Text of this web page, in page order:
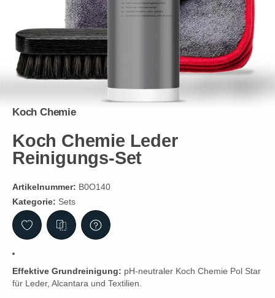
Koch Chemie
Koch Chemie Leder
Reinigungs-Set
Artikelnummer: B0O140
Kategorie: Sets
Effektive Grundreinigung: pH-neutraler Koch Chemie Pol Star
für Leder, Alcantara und Textilien.